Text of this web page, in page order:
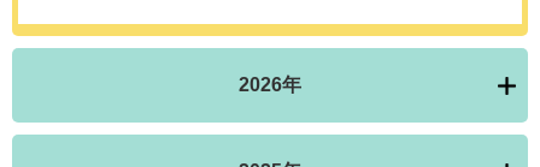
2026年